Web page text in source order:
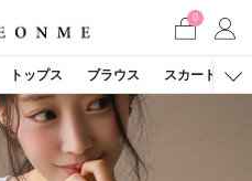
0
トップス ブラウス スカート